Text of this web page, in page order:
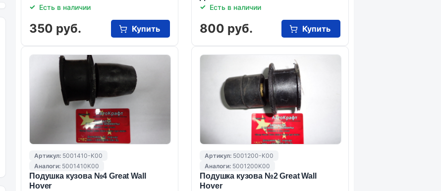
Есть в наличии
350 руб. Купить
Есть в наличии
800 руб. Купить
Артикул: 5001410-K00
Аналоги: 5001410K00
Подушка кузова №4 Great Wall
Hover
Артикул: 5001200-K00
Аналоги: 5001200K00
Подушка кузова №2 Great Wall
Hover